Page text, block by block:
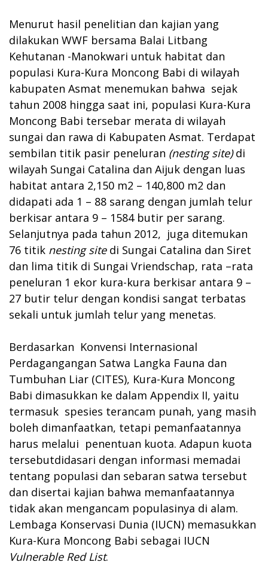
Menurut hasil penelitian dan kajian yang
dilakukan WWF bersama Balai Litbang
Kehutanan -Manokwari untuk habitat dan
populasi Kura-Kura Moncong Babi di wilayah
kabupaten Asmat menemukan bahwa sejak
tahun 2008 hingga saat ini, populasi Kura-Kura
Moncong Babi tersebar merata di wilayah
sungai dan rawa di Kabupaten Asmat. Terdapat
sembilan titik pasir peneluran (nesting site)di
wilayah Sungai Catalina dan Aijuk dengan luas
habitat antara 2,150 m2 – 140,800 m2 dan
didapati ada 1 – 88 sarang dengan jumlah telur
berkisar antara 9 – 1584 butir per sarang.
Selanjutnya pada tahun 2012, juga ditemukan
76 titik nesting sitedi Sungai Catalina dan Siret
dan lima titik di Sungai Vriendschap, rata –rata
peneluran 1 ekor kura-kura berkisar antara 9 –
27 butir telur dengan kondisi sangat terbatas
sekali untuk jumlah telur yang menetas.
Berdasarkan Konvensi Internasional
Perdagangangan Satwa Langka Fauna dan
Tumbuhan Liar (CITES), Kura-Kura Moncong
Babi dimasukkan ke dalam Appendix II, yaitu
termasuk spesies terancam punah, yang masih
boleh dimanfaatkan, tetapi pemanfaatannya
harus melalui penentuan kuota. Adapun kuota
tersebutdidasari dengan informasi memadai
tentang populasi dan sebaran satwa tersebut
dan disertai kajian bahwa memanfaatannya
tidak akan mengancam populasinya di alam.
Lembaga Konservasi Dunia (IUCN) memasukkan
Kura-Kura Moncong Babi sebagai IUCN
Vulnerable Red List.